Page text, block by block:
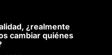
¿realmente
cambiar quiénes